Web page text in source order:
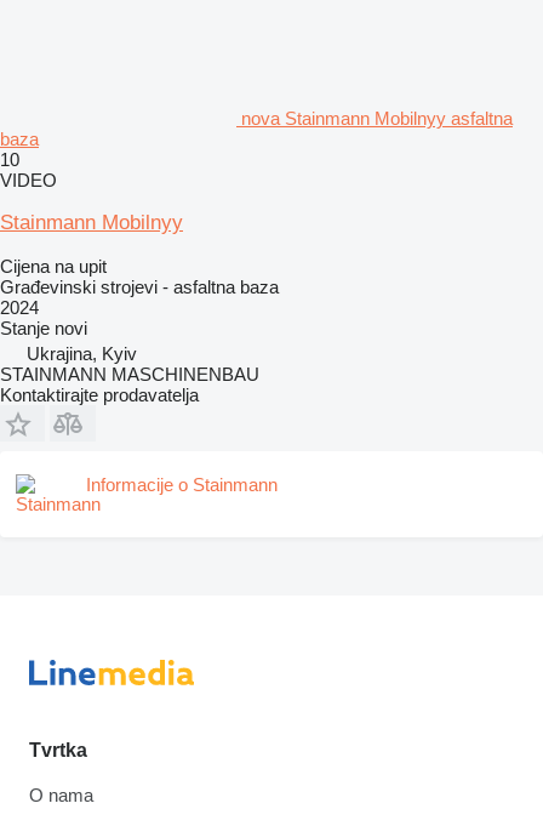
nova Stainmann Mobilnyy asfaltna
baza
10
VIDEO
Stainmann Mobilnyy
Cijena na upit
Građevinski strojevi - asfaltna baza
2024
Stanje novi
Ukrajina, Kyiv
STAINMANN MASCHINENBAU
Kontaktirajte prodavatelja
Informacije o Stainmann
Tvrtka
O nama